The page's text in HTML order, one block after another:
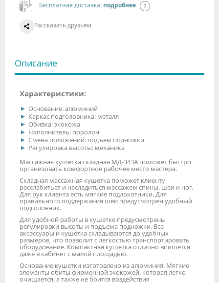
Бесплатная доставка: подробнее
Рассказать друзьям
Описание
Характеристики:
Основание: алюминий
Каркас подголовника: металл
Обивка: экокожа
Наполнитель: поролон
Смена положений: подъем подножки
Регулировка высоты: механика
Массажная кушетка складная МД-343А поможет быстро
организовать комфортное рабочее место мастера.
Складная массажная кушетка поможет клиенту
расслабиться и насладиться массажем спины, шеи и ног.
Для рук клиента есть мягкие подлокотники. Для
правильного поддержания шеи предусмотрен удобный
подголовник.
Для удобной работы в кушетке предусмотрены
регулировки высоты и подъема подножки. Все
аксессуары и кушетка складываются до удобных
размеров, что позволит с легкостью транспортировать
оборудование. Компактная кушетка отлично впишется
даже в кабинет с малой площадью.
Основание кушетки изготовлено из алюминия. Мягкие
элементы обиты фирменной экокожей, которая легко
очищается, а также не боится воздействия